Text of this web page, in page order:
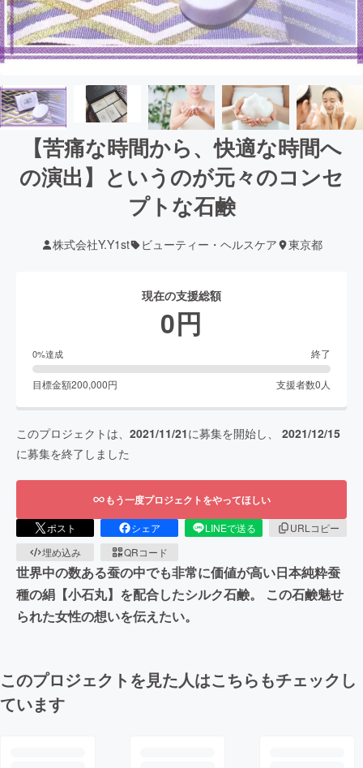
【苦痛な時間から、快適な時間へ
の演出】というのが元々のコンセ
プトな石鹸
株式会社Y.Y1st ビューティー・ヘルスケア 東京都
現在の支援総額
0円
0%達成 終了
目標金額200,000円 支援者数0 人
このプロジェクトは、 2021/11/21に募集を開始し、 2021/12/15
に募集を終了しました
もう一度プロジェクトをやってほしい
ポスト シェア LINEで送る
URLコピー
埋め込み
QRコード
世界中の数ある蚕の中でも非常に価値が高い日本純粋蚕
種の絹【小石丸】を配合したシルク石鹸。 この石鹸魅せ
られた女性の想いを伝えたい。
このプロジェクトを見た人はこちらもチェックし
ています